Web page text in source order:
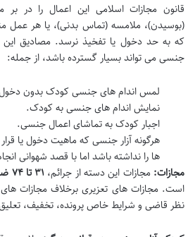
قانون مجازات اسلامی این اعمال را در
(بوسیدن)، ملامسه (تماس بدنی)، یا هر
که به حد دخول یا تفخیذ نرسد. مصادیق این
جنسی می تواند بسیار گسترده باشد، از جمله:
لمس اندام های جنسی کودک بدون دخول
نمایش اندام های جنسی به کودک.
اجبار کودک به تماشای اعمال جنسی.
هرگونه آزار جنسی که ماهیت دخول یا
ها را نداشته باشد اما با قصد شهوانی
مجازات: مجازات این دسته از جرائم، ۳۱ تا ۷۴ ضربه شلاق تعزیری درجه شش
است. مجازات های تعزیری برخلاف مجازات
نظر قاضی و شرایط خاص پرونده، تخفیف،